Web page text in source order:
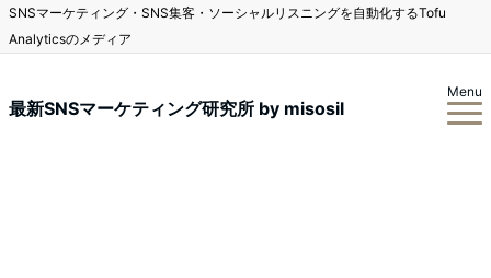
SNSマーケティング・SNS集客・ソーシャルリスニングを自動化するTofu
Analyticsのメディア
最新SNSマーケティング研究所 by misosil
Menu